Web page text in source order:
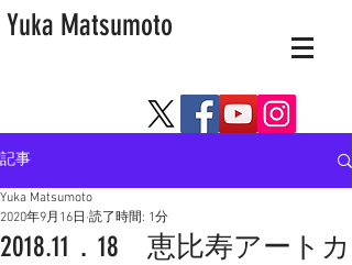
Yuka Matsumoto
記事
2018.11．18 恵比寿アートカ
Yuka Matsumoto
2020年9月16日 読了時間: 1分